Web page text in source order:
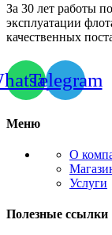
За 30 лет работы
эксплуатации
качественных
Telegram
Меню
О
Услуги
Полезные ссылки